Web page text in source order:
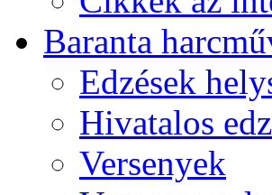
Baranta
Edzések
Hivatalos
Versenyek